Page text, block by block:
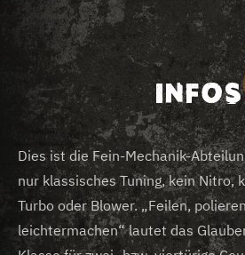
INFOS
Dies ist die Fein-Mechanik-
nur klassisches Tuning, kein Nitro,
Turbo oder Blower. „Feilen,
leichtermachen“ lautet das